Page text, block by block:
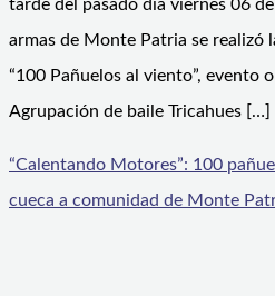
tarde del pasado día viernes 06
armas de Monte Patria se realizó
“100 Pañuelos al viento”, evento
Agrupación de baile Tricahues […]
“Calentando Motores”: 100
cueca a comunidad de Monte